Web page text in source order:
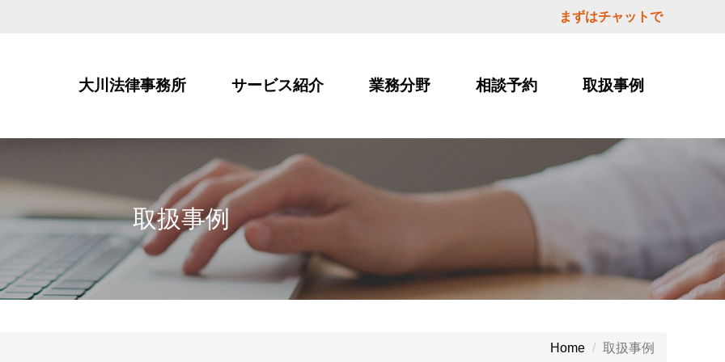
まずはチャットで
大川法律事務所 サービス紹介 業務分野 相談予約 取扱事例
取扱事例
Home 取扱事例